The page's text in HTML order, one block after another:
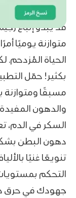
قد يبدو إتّباع
متوازنة يوميًا
الحياة المُزدحم.
بكثير! حمّل
مسبقًا ومتوازنة
والدهون
السكر في الدم،
دهون البطن
تنويعًا غنيًا
التحكم
جهودك في حرق